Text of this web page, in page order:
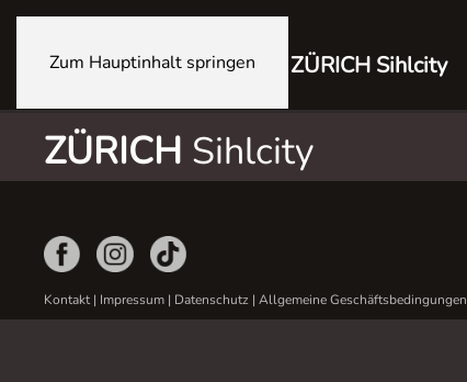
Zum Hauptinhalt springen ZÜRICH Sihlcity
ZÜRICH Sihlcity
Kontakt| Impressum | Datenschutz | Allgemeine Geschäftsbedingungen